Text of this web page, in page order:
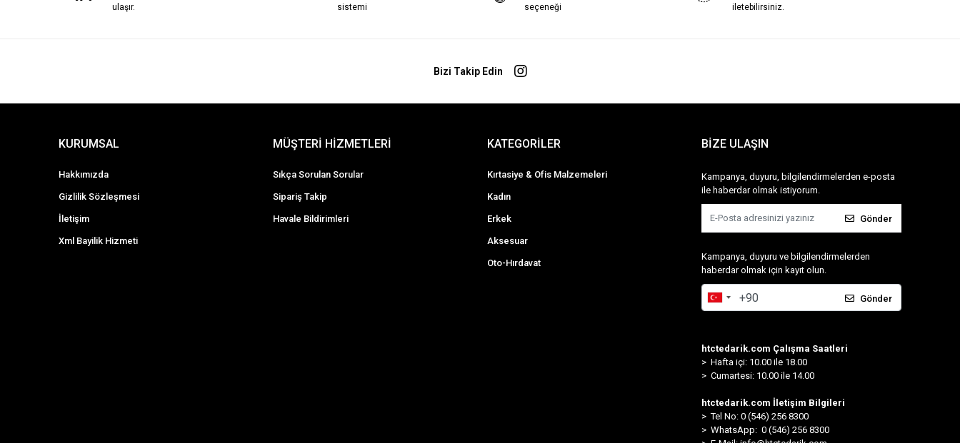
ulaşır.
sistemi
seçeneği
iletebilirsiniz.
Bizi Takip Edin
KURUMSAL
Hakkımızda
Gizlilik Sözleşmesi
İletişim
Xml Bayilik Hizmeti
MÜŞTERİ HİZMETLERİ
Sıkça Sorulan Sorular
Sipariş Takip
Havale Bildirimleri
KATEGORİLER
Kırtasiye & Ofis Malzemeleri
Kadın
Erkek
Aksesuar
Oto-Hırdavat
BİZE ULAŞIN
Kampanya, duyuru, bilgilendirmelerden e-posta
ile haberdar olmak istiyorum.
Gönder
Kampanya, duyuru ve bilgilendirmelerden
haberdar olmak için kayıt olun.
Gönder
htctedarik.com Çalışma Saatleri
> Hafta içi: 10.00 ile 18.00
> Cumartesi: 10.00 ile 14.00
htctedarik.com İletişim Bilgileri
> Tel No: 0 (546) 256 8300
> WhatsApp: 0 (546) 256 8300